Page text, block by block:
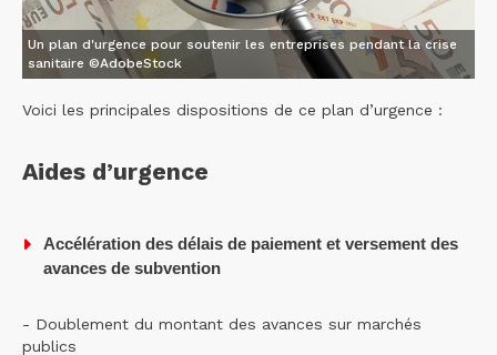
Un plan d'urgence pour soutenir les entreprises pendant la crise
sanitaire ©AdobeStock
Voici les principales dispositions de ce plan d’urgence :
Aides d’urgence
Accélération des délais de paiement et versement des
avances de subvention
- Doublement du montant des avances sur marchés
publics